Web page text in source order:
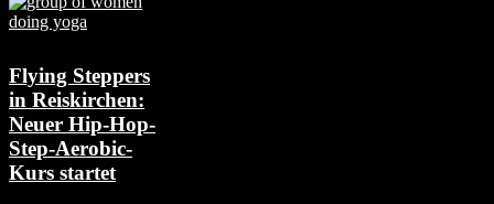
Flying Steppers
in Reiskirchen:
Neuer Hip-Hop-
Step-Aerobic-
Kurs startet